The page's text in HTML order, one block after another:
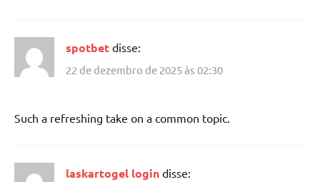
spotbet disse:
22 de dezembro de 2025 às 02:30
Such a refreshing take on a common topic.
laskartogel login disse: